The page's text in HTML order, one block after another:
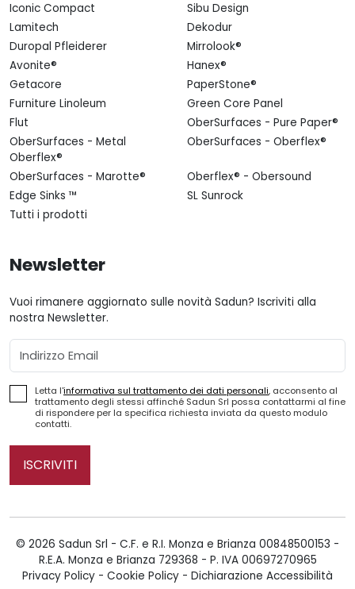
Iconic Compact
Sibu Design
Lamitech
Dekodur
Duropal Pfleiderer
Mirrolook®
Avonite®
Hanex®
Getacore
PaperStone®
Furniture Linoleum
Green Core Panel
Flut
OberSurfaces - Pure Paper®
OberSurfaces - Metal
Oberflex®
OberSurfaces - Oberflex®
OberSurfaces - Marotte®
Oberflex® - Obersound
Edge Sinks ™
SL Sunrock
Tutti i prodotti
Newsletter
Vuoi rimanere aggiornato sulle novità Sadun? Iscriviti alla
nostra Newsletter.
Email
Letta l'informativa sul trattamento dei dati personali, acconsento al
trattamento degli stessi affinché Sadun Srl possa contattarmi al fine
di rispondere per la specifica richiesta inviata da questo modulo
contatti.
ISCRIVITI
© 2026 Sadun Srl - C.F. e R.I. Monza e Brianza 00848500153 -
R.E.A. Monza e Brianza 729368 - P. IVA 00697270965
Privacy Policy - Cookie Policy - Dichiarazione Accessibilità